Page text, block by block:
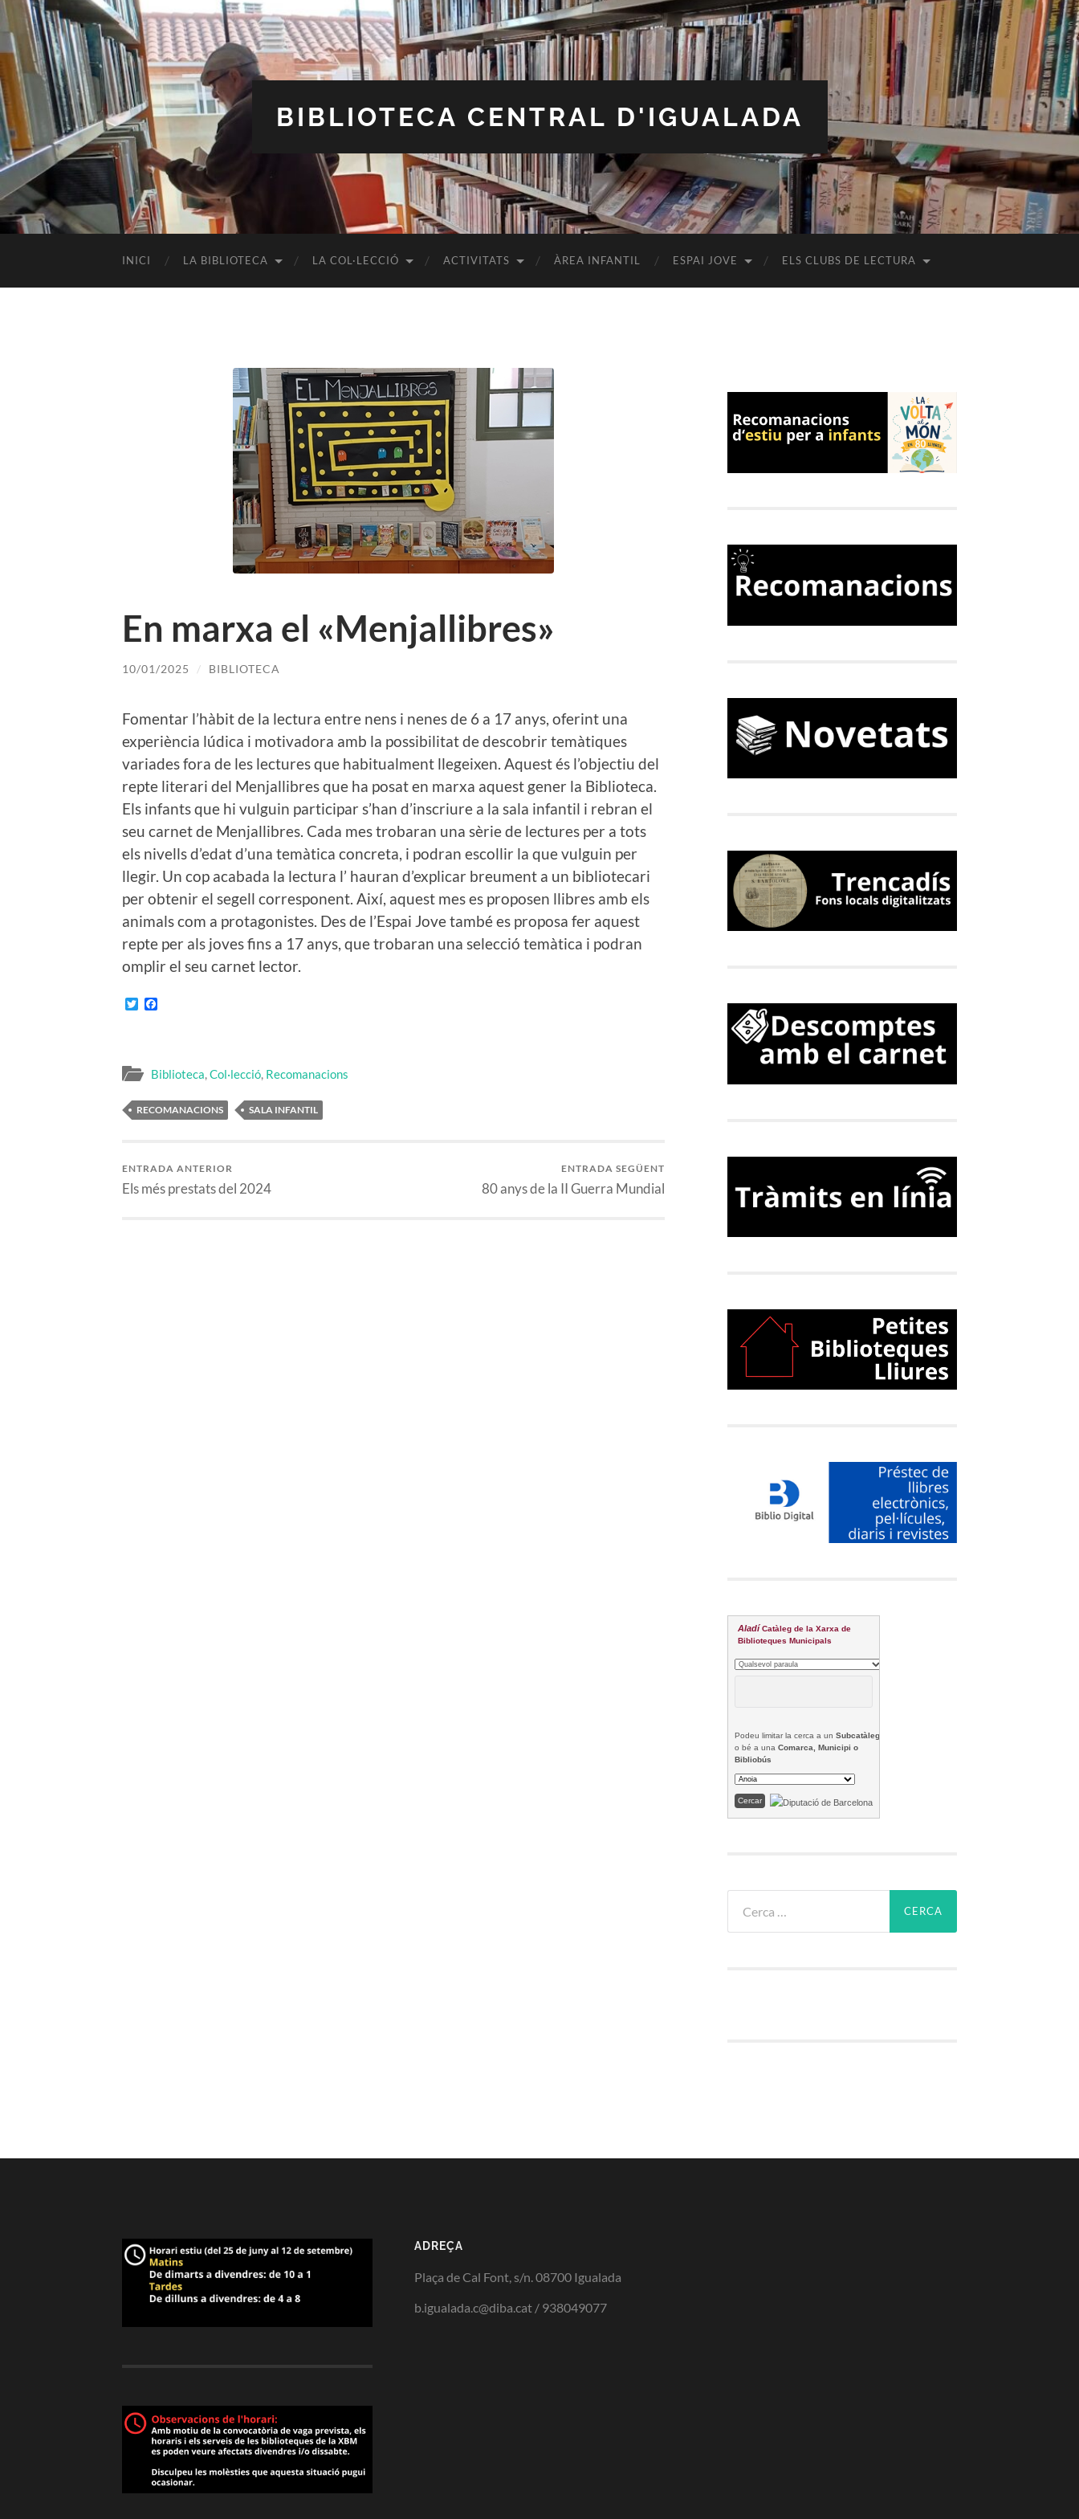
BIBLIOTECA CENTRAL D'IGUALADA
INICI LA BIBLIOTECA LA COL·LECCIÓ ACTIVITATS ÀREA INFANTIL ESPAI JOVE ELS CLUBS DE LECTURA
En marxa el «Menjallibres»
10/01/2025 / BIBLIOTECA
Fomentar l’hàbit de la lectura entre nens i nenes de 6 a 17 anys, oferint una
experiència lúdica i motivadora amb la possibilitat de descobrir temàtiques
variades fora de les lectures que habitualment llegeixen. Aquest és l’objectiu del
repte literari del Menjallibres que ha posat en marxa aquest gener la Biblioteca.
Els infants que hi vulguin participar s’han d’inscriure a la sala infantil i rebran el
seu carnet de Menjallibres. Cada mes trobaran una sèrie de lectures per a tots
els nivells d’edat d’una temàtica concreta, i podran escollir la que vulguin per
llegir. Un cop acabada la lectura l’ hauran d’explicar breument a un bibliotecari
per obtenir el segell corresponent. Així, aquest mes es proposen llibres amb els
animals com a protagonistes. Des de l’Espai Jove també es proposa fer aquest
repte per als joves fins a 17 anys, que trobaran una selecció temàtica i podran
omplir el seu carnet lector.
Twitter
Biblioteca,Col·lecció, Recomanacions
RECOMANACIONS SALA INFANTIL
ENTRADA ANTERIOR
Els més prestats del 2024
ENTRADA SEGÜENT
80 anys de la II Guerra Mundial
Aladí Catàleg de la Xarxa de
Biblioteques Municipals
Podeu limitar la cerca a un Subcatàleg
o bé a una Comarca, Municipi o
Bibliobús
ADREÇA
Plaça de Cal Font, s/n. 08700 Igualada
b.igualada.c@diba.cat / 938049077